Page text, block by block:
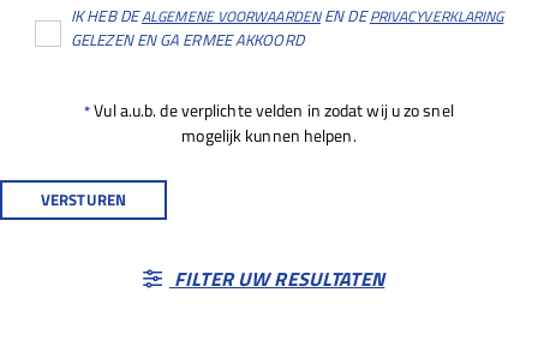
IK HEB DEALGEMENE VOORWAARDENEN DEPRIVACYVERKLARING
GELEZEN EN GA ERMEE AKKOORD
*Vul a.u.b. de verplichte velden in zodat wij u zo snel
mogelijk kunnen helpen.
FILTER UW RESULTATEN